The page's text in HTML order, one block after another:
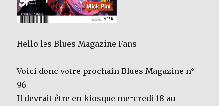
Hello les Blues Magazine Fans
Voici donc votre prochain Blues Magazine n°
96
Il devrait être en kiosque mercredi 18 au